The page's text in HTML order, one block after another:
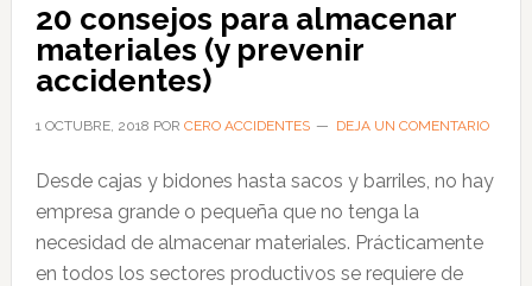
20 consejos para almacenar
materiales (y prevenir
accidentes)
1 OCTUBRE, 2018 POR CERO ACCIDENTES DEJA UN COMENTARIO
Desde cajas y bidones hasta sacos y barriles, no hay
empresa grande o pequeña que no tenga la
necesidad de almacenar materiales. Prácticamente
en todos los sectores productivos se requiere de